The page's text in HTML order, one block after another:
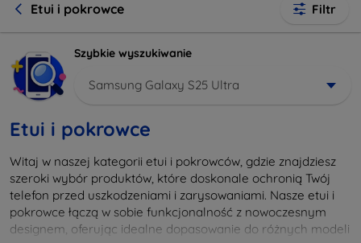
Etui i pokrowce Filtr
Szybkie wyszukiwanie
Samsung Galaxy S25 Ultra
Etui i pokrowce
Witaj w naszej kategorii etui i pokrowców, gdzie znajdziesz
szeroki wybór produktów, które doskonale ochronią Twój
telefon przed uszkodzeniami i zarysowaniami. Nasze etui i
pokrowce łączą w sobie funkcjonalność z nowoczesnym
designem, oferując idealne dopasowanie do różnych modeli